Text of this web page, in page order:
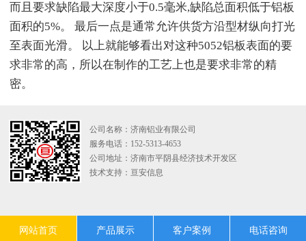
而且要求缺陷最大深度小于0.5毫米,缺陷总面积低于铝板
面积的5%。 最后一点是通常允许供货方沿型材纵向打光
至表面光滑。 以上就能够看出对这种5052铝板表面的要
求非常的高，所以在制作的工艺上也是要求非常的精
密。
公司名称：济南铝业有限公司
服务电话：152-5313-4653
公司地址：济南市平阴县经济技术开发区
技术支持： 亘安信息
网站首页 产品展示 客户案例 电话咨询